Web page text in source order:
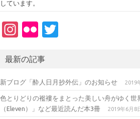
しています。
In
a
gr
a
m
Fl
kr
te
r
最新の記事
新ブログ「酔人日月抄外伝」のお知らせ 2019
色とりどりの襤褸をまとった美しい舟がゆく世
（Eleven）」など最近読んだ本3冊
2019年6月8